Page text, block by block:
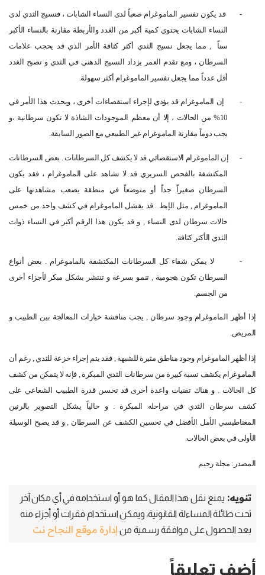
-
قد يكون تفسير الماموغرام صعباً لدى النساء الشابات ، فنسيج الثدي لدى
النساء الشابات يحتوي كمية أكبر من الغدد والأربطة مقارنة بالنساء الأكبر
سناً
, مما يجعل نسيج الثدي أكثر كثافة الأمر الذي قد يحجب علامات
السرطان ، ومع تقدم العمر يزداد النسيج الدهني في الثدي و تصبح الغدد
أقل عدداً مما يجعل تفسير الماموغرام أكثر سهولة.
-
إن الماموغرام قد يؤدي لإجراء استقصاءات أخرى ، ويحدث هذا الأمر في
10% من الحالات ، إلا أن معظم الموجودات الشاذة لا تكون سرطانية ،و
يجب دوماً مقارنة الماموغرام غير الطبيعي مع الصور السابقة.
-
إن الماموغرام الاستقصائي قد لا يكشف كل السرطانات . بعض السرطانات
المكتشفة بالفحص السريري قد لا تشاهد على الماموغرام ، فقد يكون
السرطان صغيراً جداً أو متوضعاً في منطقة يصعب مشاهدتها على
الماموغرام , مثل الإبط . قد يفشل الماموغرام في كشف واحد من خمس
حالات سرطان لدى النساء , و قد يكون هذا الرقم أكبر في النساء ذوات
الثدي الأكثر كثافة
-
لا يمكن شفاء كل السرطانات المكتشفة بالماموغرام . بعض أنواع
السرطان تكون هجومية , تنمو بسرعة و تنتشر بشكل مبكر لأجزاء أخرى
من الجسم.
إذا أظهر الماموغرام وجود سرطان , يجب مناقشة خيارات المعالجة بين الطبيب و
المريض.
إذا أظهر الماموغرام وجود مناطق مثيرة للشبهة , فقد يتم إجراء خزعة للثدي , رغم أن
الماموغرام يكشف نسبة كبيرة من سرطانات الثدي المبكرة , فإنه لا يتمكن من كشف
كل الحالات . و هناك تقنيات واعدة أخرى قد تحسن قدرة الطبيب الشعاعي على
كشف سرطان الثدي في مراحله المبكرة . و حالياً يشكل التصوير بالرنين
المغناطيسي الأمل الأفضل في تحسين الكشف عن السرطان , و قد يصبح الوسيلة
الأولى في بعض الحالات.
المصدر: مجلة رجيم
تنويه: يمنع نقل هذا المقال كما هو أو استخدامه في أي مكان آخر
تحت طائلة المساءلة القانونية، ويمكن استخدام فقرات أو أجزاء منه
بعد الحصول على موافقة رسمية من إدارة موقع النجاح نت
أضف تعليقاً